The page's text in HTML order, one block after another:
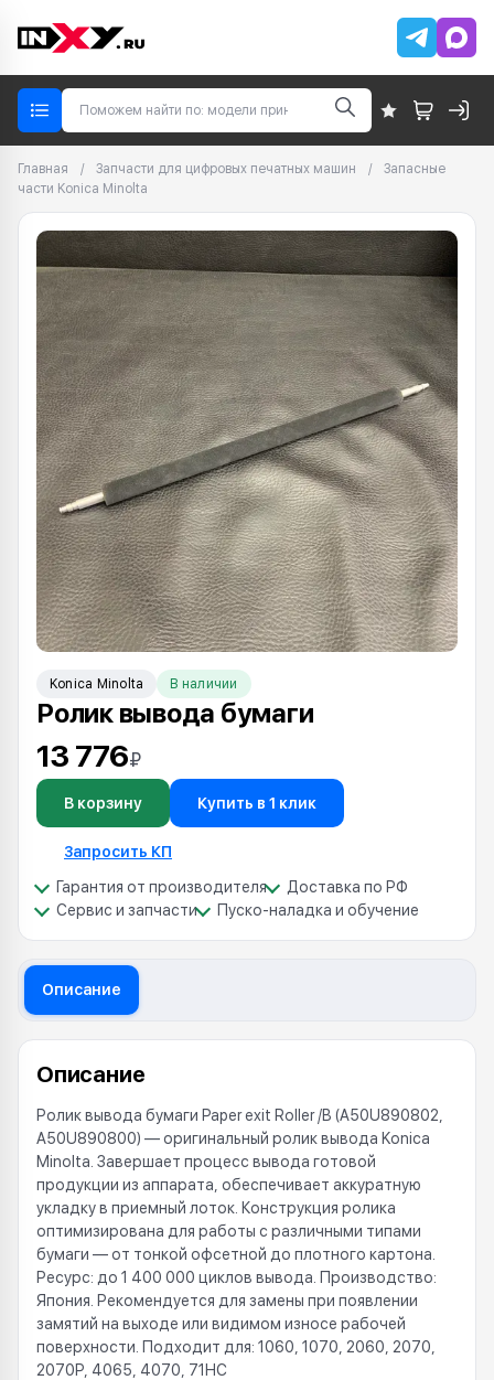
Главная / Запчасти для цифровых печатных машин /
Запасные
части Konica Minolta
Konica Minolta В наличии
Ролик вывода бумаги
13 776₽
В корзину Купить в 1 клик
Запросить КП
Гарантия от производителя
Доставка по РФ
Сервис и запчасти
Пуско-наладка и обучение
Описание
Описание
Ролик вывода бумаги Paper exit Roller /B (A50U890802,
A50U890800) — оригинальный ролик вывода Konica
Minolta. Завершает процесс вывода готовой
продукции из аппарата, обеспечивает аккуратную
укладку в приемный лоток. Конструкция ролика
оптимизирована для работы с различными типами
бумаги — от тонкой офсетной до плотного картона.
Ресурс: до 1 400 000 циклов вывода. Производство:
Япония. Рекомендуется для замены при появлении
замятий на выходе или видимом износе рабочей
поверхности. Подходит для: 1060, 1070, 2060, 2070,
2070P, 4065, 4070, 71HC